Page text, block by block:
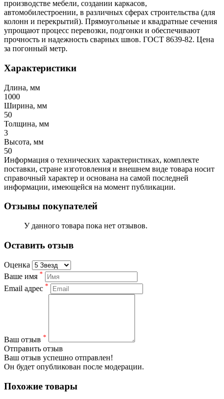
производстве мебели, создании каркасов,
автомобилестроении, в различных сферах строительства (для
колонн и перекрытий). Прямоугольные и квадратные сечения
упрощают процесс перевозки, подгонки и обеспечивают
прочность и надежность сварных швов. ГОСТ 8639-82. Цена
за погонный метр.
Характеристики
Длина, мм
1000
Ширина, мм
50
Толщина, мм
3
Высота, мм
50
Информация о технических характеристиках, комплекте
поставки, стране изготовления и внешнем виде товара носит
справочный характер и основана на самой последней
информации, имеющейся на момент публикации.
Отзывы покупателей
У данного товара пока нет отзывов.
Оставить отзыв
Оценка
Ваше имя *
Email адрес *
Ваш отзыв *
Отправить отзыв
Ваш отзыв успешно отправлен!
Он будет опубликован после модерации.
Похожие товары